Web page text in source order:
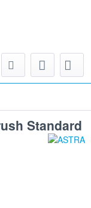
Standard